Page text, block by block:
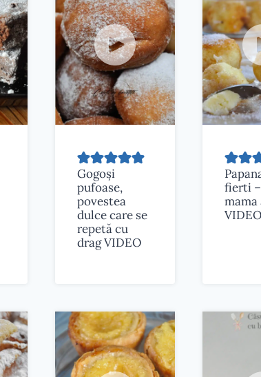
Gogoși
pufoase,
povestea
dulce care se
repetă cu
drag VIDEO
fierti
mama
VIDEO